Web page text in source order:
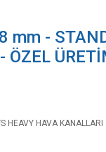
mm -
ÖZEL
HEAVY HAVA KANALLARI